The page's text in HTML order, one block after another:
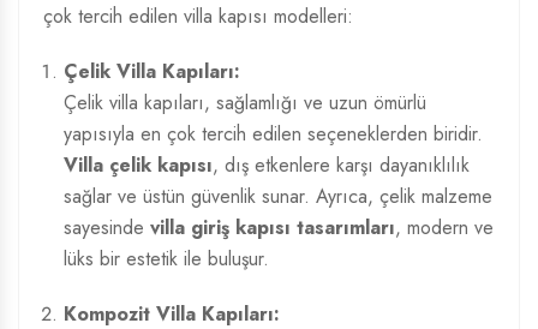
çok tercih edilen villa kapısı modelleri:
Çelik Villa Kapıları:
Çelik villa kapıları, sağlamlığı ve uzun ömürlü
yapısıyla en çok tercih edilen seçeneklerden biridir.
Villa çelik kapısı, dış etkenlere karşı dayanıklılık
sağlar ve üstün güvenlik sunar. Ayrıca, çelik malzeme
sayesinde villa giriş kapısı tasarımları, modern ve
lüks bir estetik ile buluşur.
Kompozit Villa Kapıları: